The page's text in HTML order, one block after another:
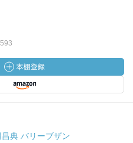
593
典 バリーブザン